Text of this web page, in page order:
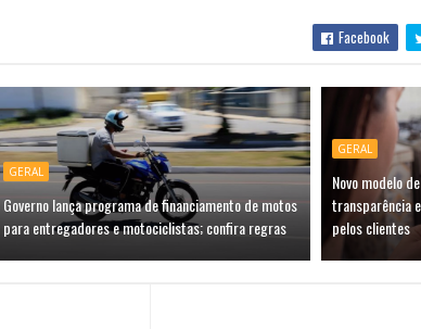
Facebook
GERAL
Governo lança programa de financiamento de motos
para entregadores e motociclistas; confira regras
GERAL
Novo modelo
transparência
pelos clientes